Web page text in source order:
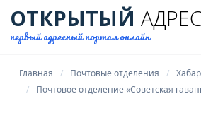
ОТКРЫТЫЙ АДРЕС
первый адресный портал онлайн
Главная Почтовые отделения
Почтовое отделение «Советская